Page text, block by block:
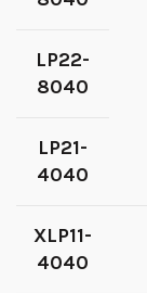
LP22-
8040
LP21-
4040
XLP11-
4040